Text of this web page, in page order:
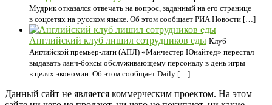
Мудрик отказался отвечать на вопрос, заданный на его странице
в соцсетях на русском языке. Об этом сообщает РИА Новости […]
Английский клуб лишил сотрудников еды Клуб
Английской премьер-лиги (АПЛ) «Манчестер Юнайтед» перестал
выдавать ланч‑боксы обслуживающему персоналу в день игры
в целях экономии. Об этом сообщает Daily […]
Данный сайт не является коммерческим проектом. На этом